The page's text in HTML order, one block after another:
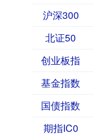
沪深300
北证50
创业板指
基金指数
国债指数
期指IC0